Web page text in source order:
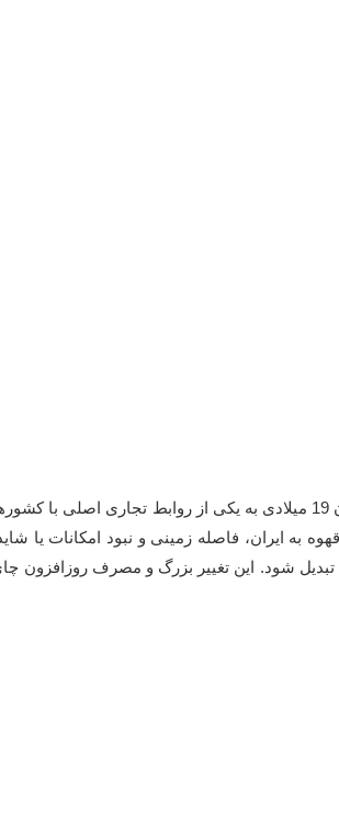
تاریخچه مصرف چای در ایران با عصر صفویان در قرن 16 شروع و در
ایران، فاصله زمینی و نبود امکانات یا
شود. این تغییر بزرگ و مصرف روزافزون